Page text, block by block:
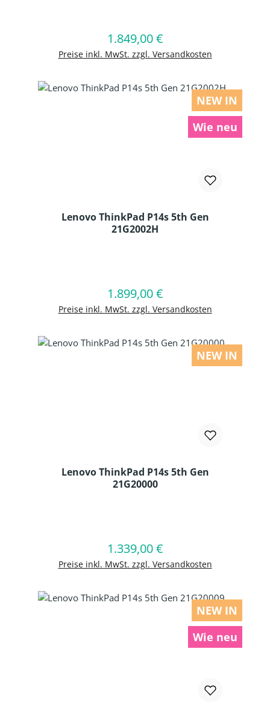
Regulärer Preis:
1.849,00 €
Preise inkl. MwSt. zzgl. Versandkosten
In den Warenkorb
NEW IN
Wie neu
Lenovo ThinkPad P14s 5th Gen
21G2002H
Regulärer Preis:
1.899,00 €
Preise inkl. MwSt. zzgl. Versandkosten
In den Warenkorb
NEW IN
Lenovo ThinkPad P14s 5th Gen
21G20000
Regulärer Preis:
1.339,00 €
Preise inkl. MwSt. zzgl. Versandkosten
In den Warenkorb
NEW IN
Wie neu